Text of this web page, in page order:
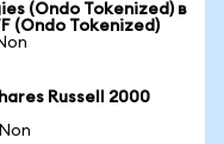
(Ondo Tokenized) в
(Ondo Tokenized)
Russell 2000